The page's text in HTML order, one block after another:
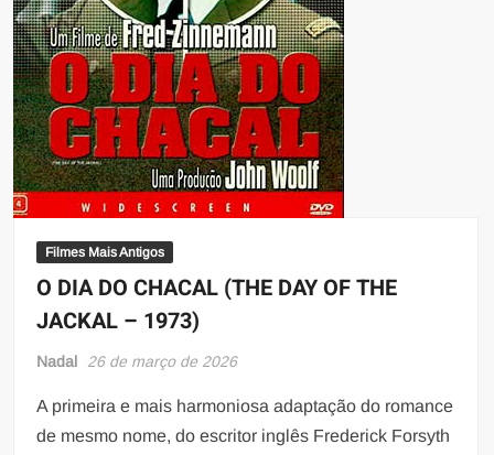
Filmes Mais Antigos
O DIA DO CHACAL (THE DAY OF THE
JACKAL – 1973)
Nadal 26 de março de 2026
A primeira e mais harmoniosa adaptação do romance
de mesmo nome, do escritor inglês Frederick Forsyth